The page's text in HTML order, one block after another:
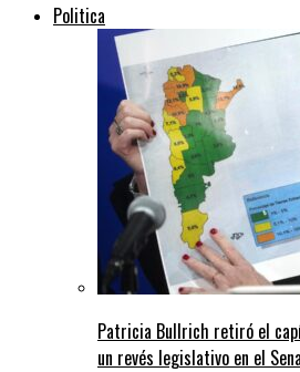
Politica
Patricia Bullrich retiró el
un revés legislativo en el